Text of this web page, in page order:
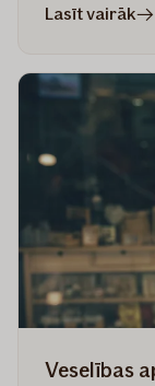
Lasīt vairāk
Veselības